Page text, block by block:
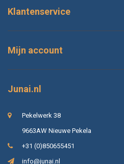
Klantenservice
Mijn account
Junai.nl
Pekelwerk 38
9663AW Nieuwe Pekela
+31 (0)850655451
info@junai.nl